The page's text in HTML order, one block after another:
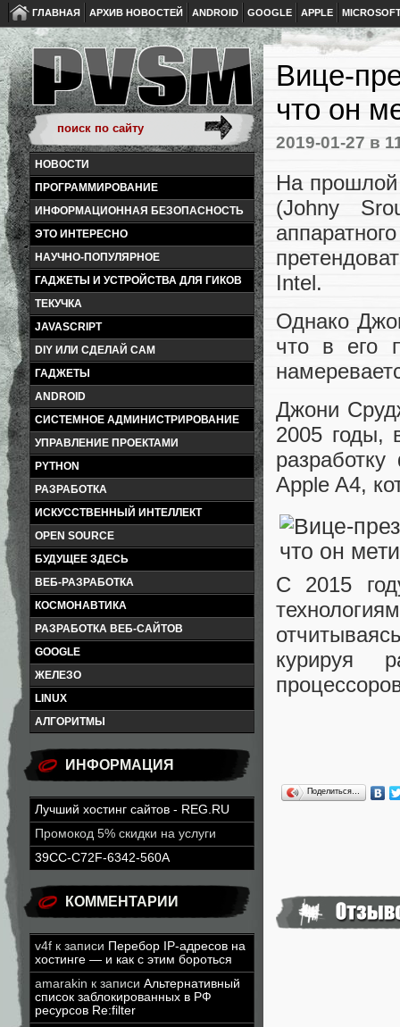
ГЛАВНАЯ АРХИВ НОВОСТЕЙ ANDROID GOOGLE APPLE
НОВОСТИ
ПРОГРАММИРОВАНИЕ
ИНФОРМАЦИОННАЯ БЕЗОПАСНОСТЬ
ЭТО ИНТЕРЕСНО
НАУЧНО-ПОПУЛЯРНОЕ
ГАДЖЕТЫ И УСТРОЙСТВА ДЛЯ ГИКОВ
ТЕКУЧКА
JAVASCRIPT
DIY ИЛИ СДЕЛАЙ САМ
ГАДЖЕТЫ
ANDROID
СИСТЕМНОЕ АДМИНИСТРИРОВАНИЕ
УПРАВЛЕНИЕ ПРОЕКТАМИ
PYTHON
РАЗРАБОТКА
ИСКУССТВЕННЫЙ ИНТЕЛЛЕКТ
OPEN SOURCE
БУДУЩЕЕ ЗДЕСЬ
ВЕБ-РАЗРАБОТКА
КОСМОНАВТИКА
РАЗРАБОТКА ВЕБ-САЙТОВ
GOOGLE
ЖЕЛЕЗО
LINUX
АЛГОРИТМЫ
ИНФОРМАЦИЯ
Лучший хостинг сайтов - REG.RU
Промокод 5% скидки на услуги
39CC-C72F-6342-560A
КОММЕНТАРИИ
v4f к записи Перебор IP-адресов на
хостинге — и как с этим бороться
amarakin к записи Альтернативный
список заблокированных в РФ
ресурсов Re:filter
Вице-
что он
2019-01-27 в
На
(Johny
Intel.
Однако
что в его
Джони
2005 годы,
Apple A4,
С 2015
курируя
Поделиться…